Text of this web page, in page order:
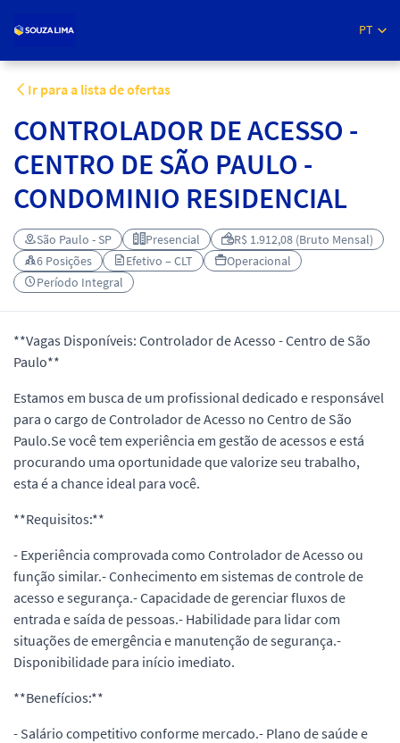
PT
Ir para a lista de ofertas
CONTROLADOR DE ACESSO -
CENTRO DE SÃO PAULO -
CONDOMINIO RESIDENCIAL
São Paulo - SP Presencial
R$ 1.912,08 (Bruto Mensal)
6 Posições
Efetivo – CLT
Operacional
Período Integral
**Vagas Disponíveis: Controlador de Acesso - Centro de São
Paulo**
Estamos em busca de um profissional dedicado e responsável
para o cargo de Controlador de Acesso no Centro de São
Paulo.Se você tem experiência em gestão de acessos e está
procurando uma oportunidade que valorize seu trabalho,
esta é a chance ideal para você.
**Requisitos:**
- Experiência comprovada como Controlador de Acesso ou
função similar.- Conhecimento em sistemas de controle de
acesso e segurança.- Capacidade de gerenciar fluxos de
entrada e saída de pessoas.- Habilidade para lidar com
situações de emergência e manutenção de segurança.-
Disponibilidade para início imediato.
**Benefícios:**
- Salário competitivo conforme mercado.- Plano de saúde e